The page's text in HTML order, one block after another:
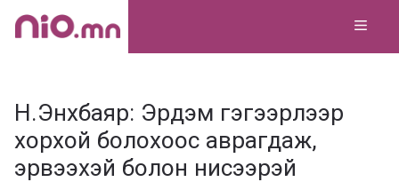
Skip
Н.Энхбаяр: Эрдэм гэгээрлээр
хорхой болохоос аврагдаж,
эрвээхэй болон нисээрэй